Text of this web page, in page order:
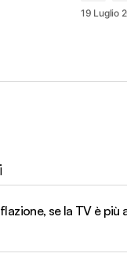
19 Luglio
se la TV è più